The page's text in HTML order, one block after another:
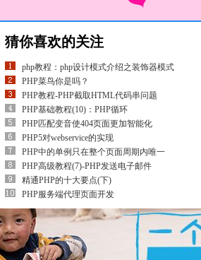
猜你喜欢的关注
php教程：php设计模式介绍之装饰器模式
PHP菜鸟你是吗？
PHP教程-PHP截取HTML代码串问题
PHP基础教程(10)：PHP循环
PHP匹配变音使404页面更加智能化
PHP5对webservice的实现
PHP中的单例只在整个页面周期内唯一
PHP高级教程(7)-PHP发送电子邮件
精通PHP的十大要点(下)
PHP服务端代理页面开发